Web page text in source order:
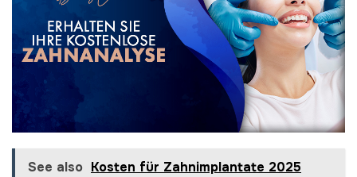
See also Kosten für Zahnimplantate 2025